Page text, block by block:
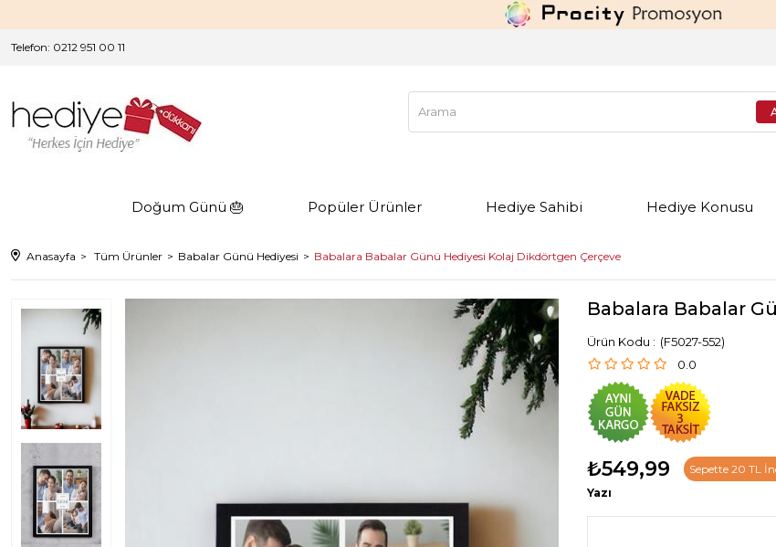
Telefon: 0212 951 00 11
Doğum Günü 🎂 Popüler Ürünler Hediye Sahibi Hediye Konusu
Anasayfa Tüm Ürünler Babalar Günü Hediyesi Babalara Babalar Günü Hediyesi Kolaj Dikdörtgen Çerçeve
Babalara Babalar
(F5027-552)
0.0
₺549,99
Sepette 20 TL
Yazı